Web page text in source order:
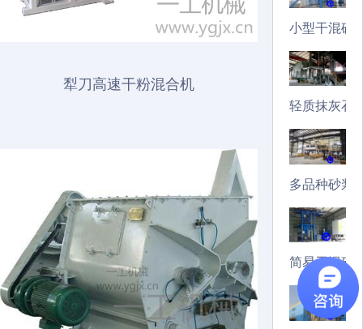
犁刀高速干粉混合机
小型干混砂
轻质抹灰石
多品种砂浆
简易干混砂